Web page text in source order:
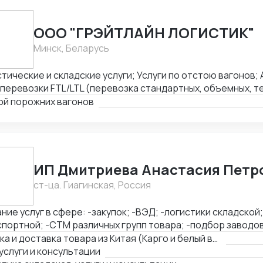
ООО "ГРЭЙТЛАЙН ЛОГИСТИК"
Минск, Беларусь
и складские услуги; Услуги по отстою
FTL/LTL (перевозка стандартных, объемных,
грузов); Железнодорожные перевозки FCL/LCL —
порожних вагонов
ИП Дмитриева Анастасия
ст-ца. Гиагинская, Россия
услуг в сфере: -закупок; -ВЭД; -логистики
-СТМ различных групп товара; -подбор
товара из Китая (КАРГО и Белый ввоз) Страны с
Европа, США, ОАЭ, Турция, Китай, СНГ
Закупка и доставка товара из Китая (Карго и белый ввоз), услуги и консультации
и консультации